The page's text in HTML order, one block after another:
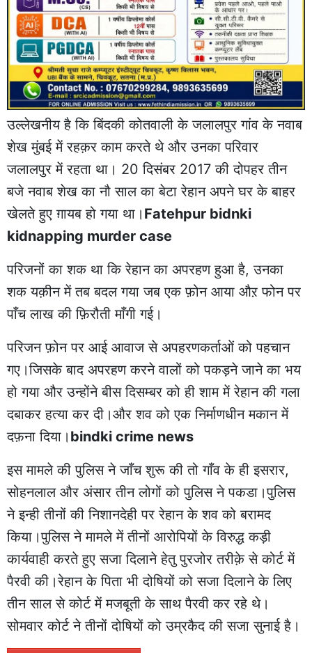
उल्लेखनीय है कि बिंदकी कोतवाली के जलालपुर गांव के नवाब
शेख मुंबई में रहक़र काम करते थे और उनका परिवार
जलालपुर में रहता था। 20 दिसंबर 2017 की दोपहर तीन
बजे नवाब शेख का नौ साल का बेटा रेहान अपने घर के बाहर
खेलते हुए ग़ायब हो गया था। Fatehpur bidnki
kidnapping murder case
परिजनों का शक था कि रेहान का अपरहण हुआ है, उनका
शक यक़ीन में तब बदल गया जब एक फ़ोन आया औऱ फोन पर
पाँच लाख की फ़िरौती माँगी गई।
परिजन फ़ोन पर आई आवाज से अपहरणकर्ताओं को पहचान
गए।जिसके बाद अपरहण करने वालों को पकड़ने जाने का भय
हो गया और उन्होंने बीस दिसम्बर को ही शाम में रेहान की गला
दबाकर हत्या कर दी।और शव को एक निर्माणधीन मकान में
दफ़ना दिया। bindki crime news
इस मामले की पुलिस ने जाँच शुरू की तो गाँव के ही इसरार,
सोहनलाल और अंसार तीन लोगों को पुलिस ने पकडा।पुलिस
ने इन्ही तीनों की निशानदेही पर रेहान के शव को बरामद
किया।पुलिस ने मामले में तीनों आरोपियों के विरुद्ध कड़ी
कार्यवाही करते हुए सजा दिलाने हेतु पुरजोर तरीक़े से कोर्ट में
पैरवी की।रेहान के पिता भी दोषियों को सजा दिलाने के लिए
तीन साल से कोर्ट में मजबूती के साथ पैरवी कर रहे थे।
सोमवार कोर्ट ने तीनों दोषियों को उम्रकैद की सजा सुनाई है।